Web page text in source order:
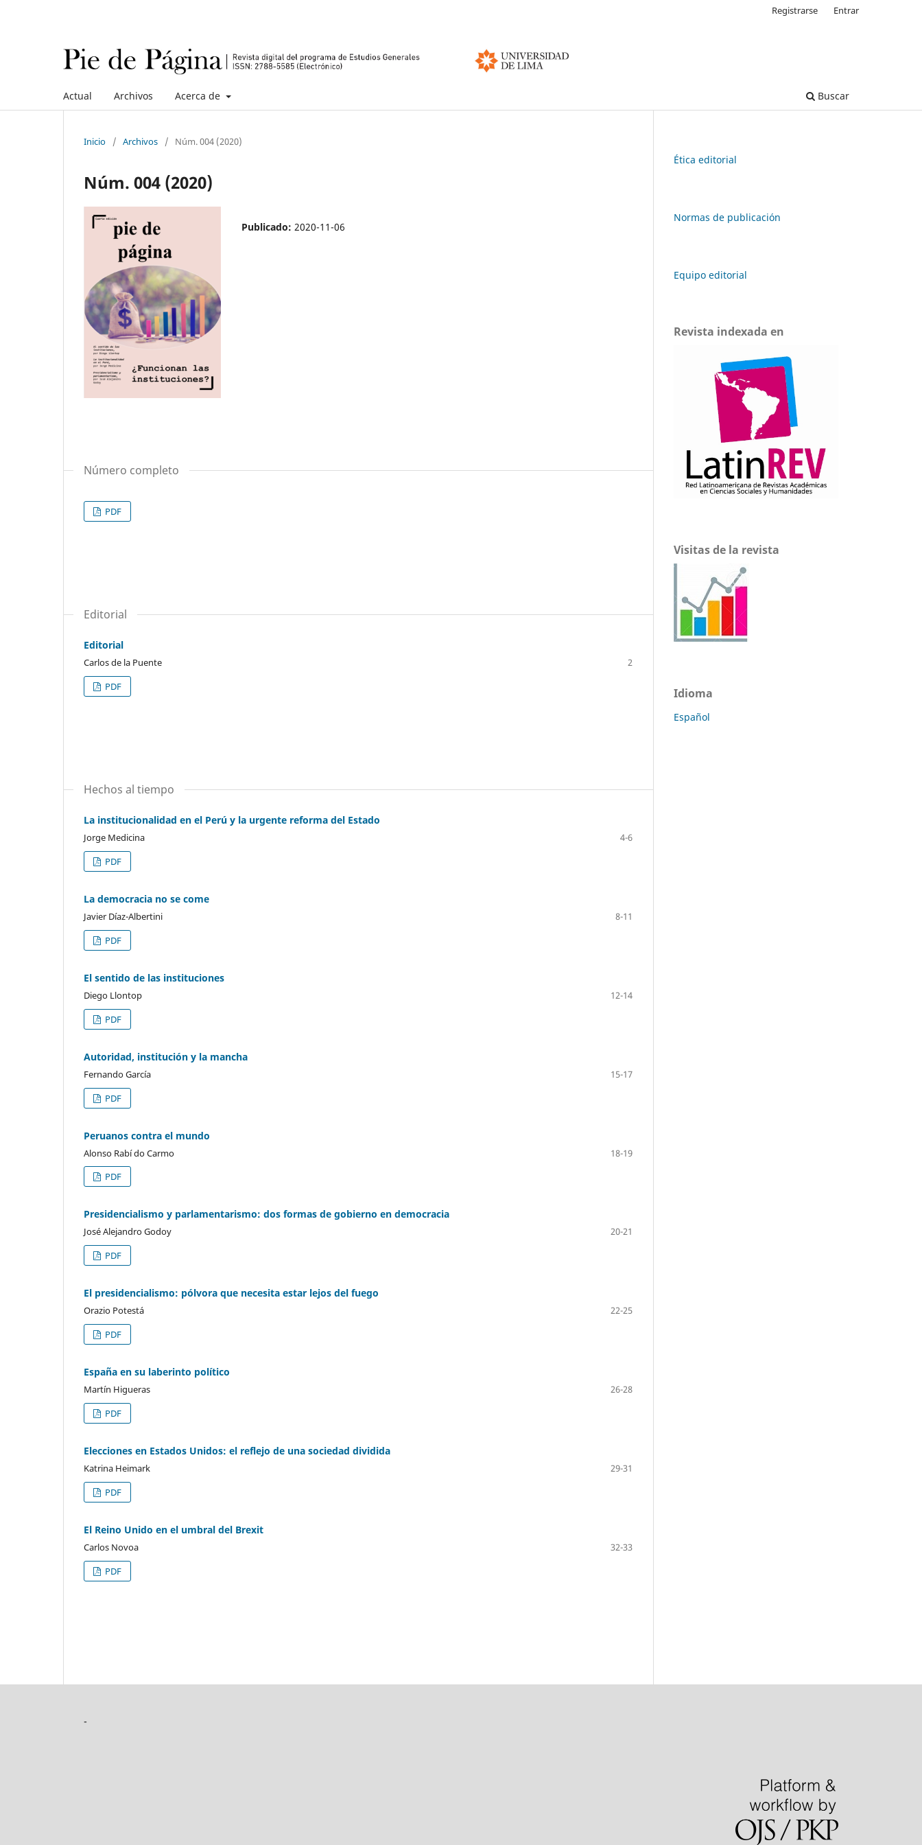
Actual Archivos Acerca de Buscar
Registrarse Entrar
Inicio / Archivos / Núm. 004 (2020)
Núm. 004 (2020)
Publicado: 2020-11-06
Número completo
PDF
Editorial
Editorial
Carlos de la Puente
2
PDF
Hechos al tiempo
La institucionalidad en el Perú y la urgente reforma del Estado
Jorge Medicina
4-6
PDF
La democracia no se come
Javier Díaz-Albertini
8-11
PDF
El sentido de las instituciones
Diego Llontop
12-14
PDF
Autoridad, institución y la mancha
Fernando García
15-17
PDF
Peruanos contra el mundo
Alonso Rabí do Carmo
18-19
PDF
Presidencialismo y parlamentarismo: dos formas de gobierno en democracia
José Alejandro Godoy
20-21
PDF
El presidencialismo: pólvora que necesita estar lejos del fuego
Orazio Potestá
22-25
PDF
España en su laberinto político
Martín Higueras
26-28
PDF
Elecciones en Estados Unidos: el reflejo de una sociedad dividida
Katrina Heimark
29-31
PDF
El Reino Unido en el umbral del Brexit
Carlos Novoa
32-33
PDF
Ética editorial
Normas de publicación
Equipo editorial
Revista indexada en
Visitas de la revista
Idioma
Español
-